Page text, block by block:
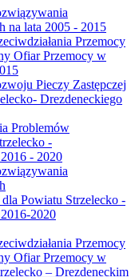
na lata 2005 - 2015
Przemocy
Ofiar Przemocy w
Pieczy Zastępczej
Drezdeneckiego
Problemów
-
- 2020
Powiatu Strzelecko -
2020
Przemocy
Ofiar Przemocy w
– Drezdeneckim